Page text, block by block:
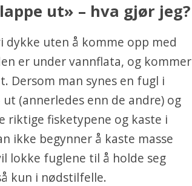
ut» – hva gjør jeg?
dykke uten å komme opp med
er under vannflata, og kommer
Dersom man synes en fugl i
(annerledes enn de andre) og
riktige fisketypene og kaste i
ikke begynner å kaste masse
lokke fuglene til å holde seg
kun i nødstilfelle.